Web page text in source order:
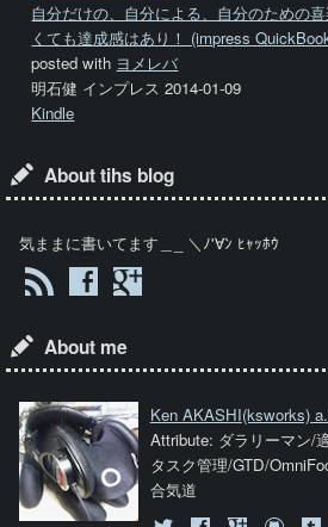
自分だけの、自分による、自分のための
くても達成感はあり！ (impress
posted with ヨメレバ
明石健 インプレス 2014-01-09
Kindle
About tihs blog
気ままに書いてます＿_ ＼ﾉ'∀ﾝ ﾋｬｯﾎｳ
About me
Ken AKASHI(ksworks)
Attribute: ダラリーマン/
タスク管理/GTD/
合気道